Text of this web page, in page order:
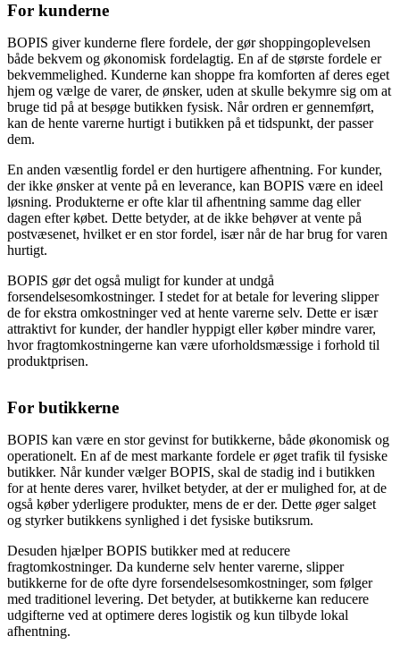
For kunderne
BOPIS giver kunderne flere fordele, der gør shoppingoplevelsen
både bekvem og økonomisk fordelagtig. En af de største fordele er
bekvemmelighed. Kunderne kan shoppe fra komforten af deres eget
hjem og vælge de varer, de ønsker, uden at skulle bekymre sig om at
bruge tid på at besøge butikken fysisk. Når ordren er gennemført,
kan de hente varerne hurtigt i butikken på et tidspunkt, der passer
dem.
En anden væsentlig fordel er den hurtigere afhentning. For kunder,
der ikke ønsker at vente på en leverance, kan BOPIS være en ideel
løsning. Produkterne er ofte klar til afhentning samme dag eller
dagen efter købet. Dette betyder, at de ikke behøver at vente på
postvæsenet, hvilket er en stor fordel, især når de har brug for varen
hurtigt.
BOPIS gør det også muligt for kunder at undgå
forsendelsesomkostninger. I stedet for at betale for levering slipper
de for ekstra omkostninger ved at hente varerne selv. Dette er især
attraktivt for kunder, der handler hyppigt eller køber mindre varer,
hvor fragtomkostningerne kan være uforholdsmæssige i forhold til
produktprisen.
For butikkerne
BOPIS kan være en stor gevinst for butikkerne, både økonomisk og
operationelt. En af de mest markante fordele er øget trafik til fysiske
butikker. Når kunder vælger BOPIS, skal de stadig ind i butikken
for at hente deres varer, hvilket betyder, at der er mulighed for, at de
også køber yderligere produkter, mens de er der. Dette øger salget
og styrker butikkens synlighed i det fysiske butiksrum.
Desuden hjælper BOPIS butikker med at reducere
fragtomkostninger. Da kunderne selv henter varerne, slipper
butikkerne for de ofte dyre forsendelsesomkostninger, som følger
med traditionel levering. Det betyder, at butikkerne kan reducere
udgifterne ved at optimere deres logistik og kun tilbyde lokal
afhentning.